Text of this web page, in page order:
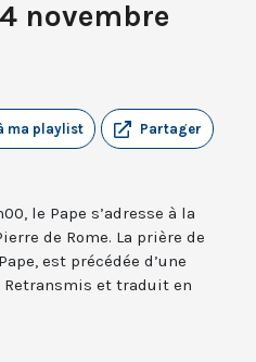
novembre
Partager
ma playlist
le Pape s’adresse à la
de Rome. La prière de
est précédée d’une
et traduit en